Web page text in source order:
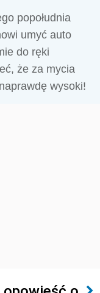
popołudnia
umyć auto
do ręki
że za mycia
wysoki!